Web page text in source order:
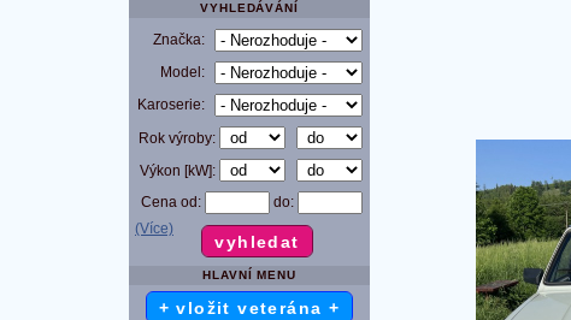
VYHLEDÁVÁNÍ
Značka:
Model:
Karoserie:
Rok výroby:
Výkon [kW]:
Cena od:
do:
(Více)
HLAVNÍ MENU
+ vložit veterána +